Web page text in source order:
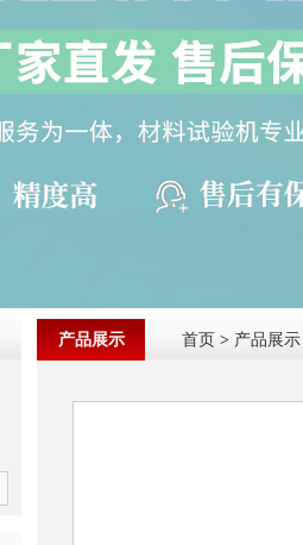
产品展示 首页 > 产品展示